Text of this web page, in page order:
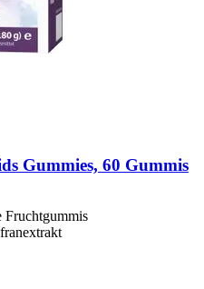
Gummies, 60 Gummis
Fruchtgummis